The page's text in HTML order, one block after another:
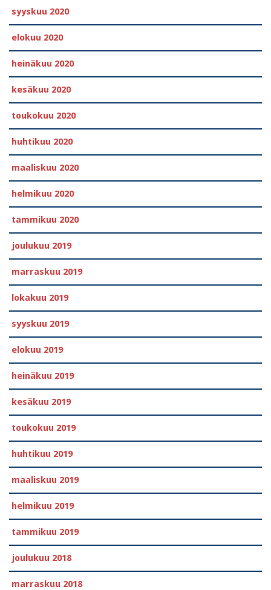
syyskuu 2020
elokuu 2020
heinäkuu 2020
kesäkuu 2020
toukokuu 2020
huhtikuu 2020
maaliskuu 2020
helmikuu 2020
tammikuu 2020
joulukuu 2019
marraskuu 2019
lokakuu 2019
syyskuu 2019
elokuu 2019
heinäkuu 2019
kesäkuu 2019
toukokuu 2019
huhtikuu 2019
maaliskuu 2019
helmikuu 2019
tammikuu 2019
joulukuu 2018
marraskuu 2018